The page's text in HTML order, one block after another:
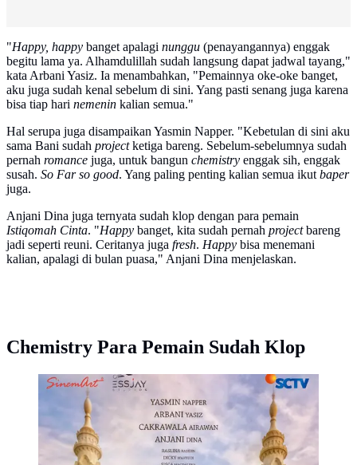
"Happy, happy banget apalagi nunggu (penayangannya) enggak
begitu lama ya. Alhamdulillah sudah langsung dapat jadwal tayang,"
kata Arbani Yasiz. Ia menambahkan, "Pemainnya oke-oke banget,
aku juga sudah kenal sebelum di sini. Yang pasti senang juga karena
bisa tiap hari nemenin kalian semua."
Hal serupa juga disampaikan Yasmin Napper. "Kebetulan di sini aku
sama Bani sudah projectketiga bareng. Sebelum-sebelumnya sudah
pernah romance juga, untuk bangun chemistry enggak sih, enggak
susah. So Far so good. Yang paling penting kalian semua ikutbaper
juga.
Anjani Dina juga ternyata sudah klop dengan para pemain
Istiqomah Cinta. "Happy banget, kita sudah pernah projectbareng
jadi seperti reuni. Ceritanya juga fresh. Happy bisa menemani
kalian, apalagi di bulan puasa," Anjani Dina menjelaskan.
Chemistry Para Pemain Sudah Klop
Sinetron SCTV Istiqomah Cinta